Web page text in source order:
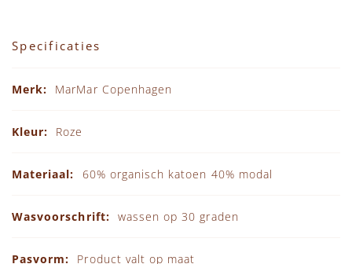
Specificaties
MarMar Copenhagen
Roze
60% organisch katoen 40% modal
wassen op 30 graden
Product valt op maat